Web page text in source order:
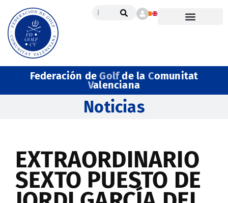
Federación deGolfde la Comunitat
Valenciana
Noticias
EXTRAORDINARIO
SEXTO PUESTO DE